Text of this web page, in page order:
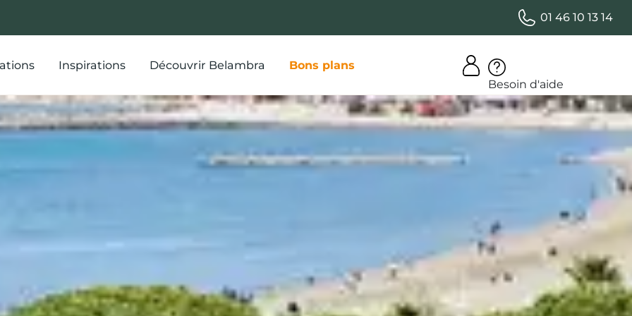
01 46 10 13 14
Inspirations Découvrir Belambra
Bons plans
Besoin d'aide
ce que l'expérience
peut vous offrir de
meilleur !